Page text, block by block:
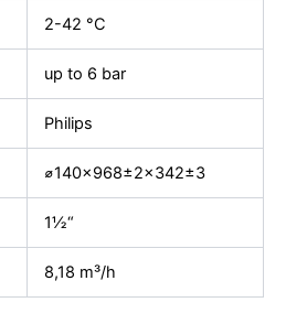
2-42 °C
up to 6 bar
Philips
⌀140×968±2×342±3
1½“
8,18 m³/h